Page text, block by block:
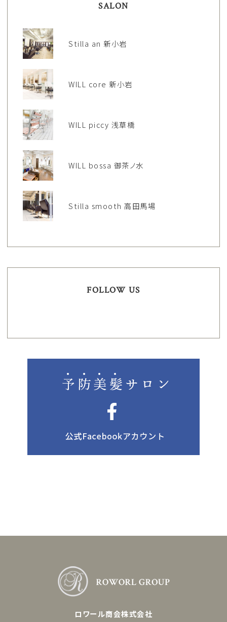
SALON
Stilla an 新小岩
WILL core 新小岩
WILL piccy 浅草橋
WILL bossa 御茶ノ水
Stilla smooth 高田馬場
FOLLOW US
ロワール商会株式会社